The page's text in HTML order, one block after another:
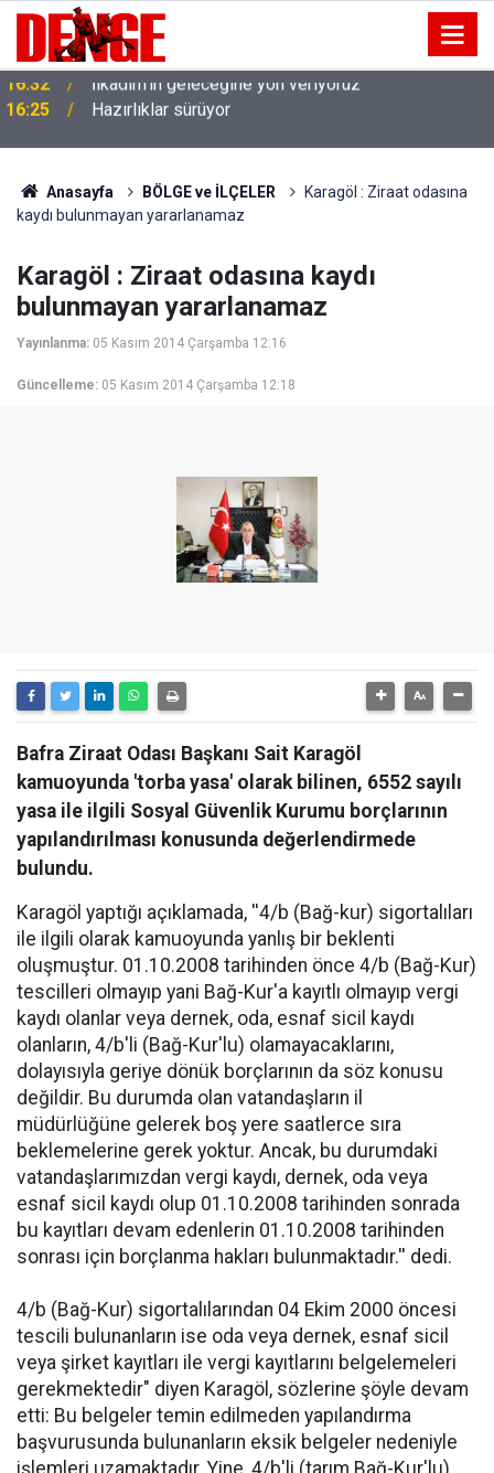
16:25 Hazırlıklar sürüyor
Anasayfa BÖLGE ve İLÇELER
Karagöl : Ziraat odasına
kaydı bulunmayan yararlanamaz
Karagöl : Ziraat odasına kaydı
bulunmayan yararlanamaz
Yayınlanma: 05 Kasım 2014 Çarşamba 12:16
Güncelleme: 05 Kasım 2014 Çarşamba 12:18
Bafra Ziraat Odası Başkanı Sait Karagöl
kamuoyunda 'torba yasa' olarak bilinen, 6552 sayılı
yasa ile ilgili Sosyal Güvenlik Kurumu borçlarının
yapılandırılması konusunda değerlendirmede
bulundu.
Karagöl yaptığı açıklamada, ''4/b (Bağ-kur) sigortalıları
ile ilgili olarak kamuoyunda yanlış bir beklenti
oluşmuştur. 01.10.2008 tarihinden önce 4/b (Bağ-Kur)
tescilleri olmayıp yani Bağ-Kur'a kayıtlı olmayıp vergi
kaydı olanlar veya dernek, oda, esnaf sicil kaydı
olanların, 4/b'li (Bağ-Kur'lu) olamayacaklarını,
dolayısıyla geriye dönük borçlarının da söz konusu
değildir. Bu durumda olan vatandaşların il
müdürlüğüne gelerek boş yere saatlerce sıra
beklemelerine gerek yoktur. Ancak, bu durumdaki
vatandaşlarımızdan vergi kaydı, dernek, oda veya
esnaf sicil kaydı olup 01.10.2008 tarihinden sonrada
bu kayıtları devam edenlerin 01.10.2008 tarihinden
sonrası için borçlanma hakları bulunmaktadır.'' dedi.
4/b (Bağ-Kur) sigortalılarından 04 Ekim 2000 öncesi
tescili bulunanların ise oda veya dernek, esnaf sicil
veya şirket kayıtları ile vergi kayıtlarını belgelemeleri
gerekmektedir" diyen Karagöl, sözlerine şöyle devam
etti: Bu belgeler temin edilmeden yapılandırma
başvurusunda bulunanların eksik belgeler nedeniyle
işlemleri uzamaktadır. Yine, 4/b'li (tarım Bağ-Kur'lu)